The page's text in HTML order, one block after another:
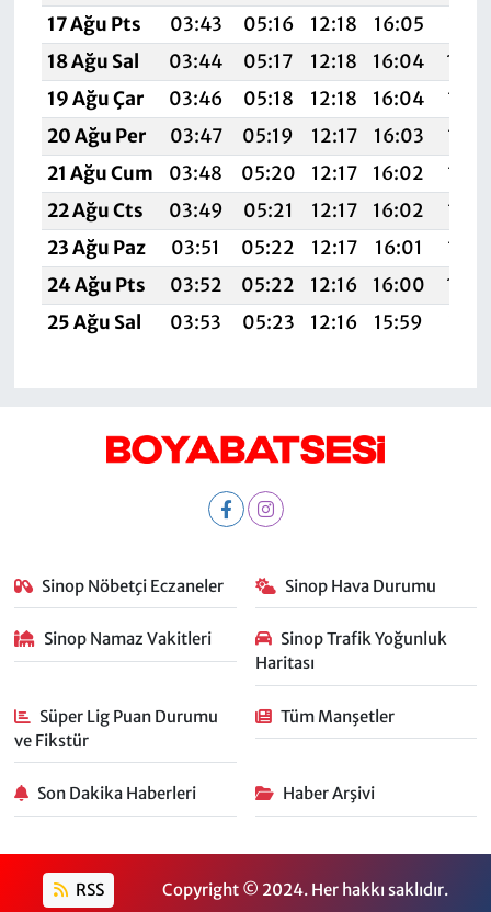
17 Ağu Pts
03:43 05:16 12:18 16:05
18 Ağu Sal
03:44 05:17 12:18 16:04
19 Ağu Çar
03:46 05:18 12:18 16:04
20 Ağu Per
03:47 05:19 12:17 16:03
21 Ağu Cum
03:48 05:20 12:17 16:02
22 Ağu Cts
03:49 05:21 12:17 16:02
23 Ağu Paz
03:51 05:22 12:17 16:01
24 Ağu Pts
03:52 05:22 12:16 16:00
25 Ağu Sal
03:53 05:23 12:16 15:59
Sinop Nöbetçi Eczaneler Sinop Hava Durumu
Sinop Namaz Vakitleri
Sinop Trafik Yoğunluk
Haritası
Süper Lig Puan Durumu
ve Fikstür
Tüm Manşetler
Son Dakika Haberleri Haber Arşivi
RSS Copyright © 2024. Her hakkı saklıdır.